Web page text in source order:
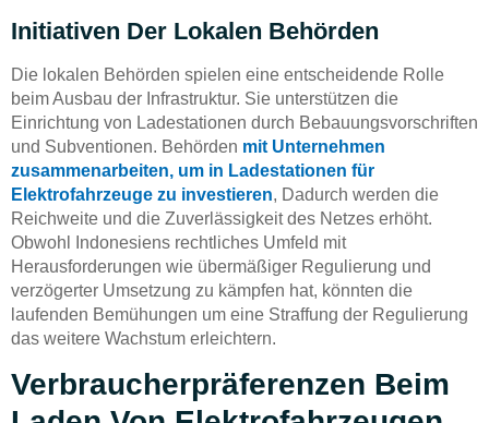
Initiativen Der Lokalen Behörden
Die lokalen Behörden spielen eine entscheidende Rolle
beim Ausbau der Infrastruktur. Sie unterstützen die
Einrichtung von Ladestationen durch Bebauungsvorschriften
und Subventionen. Behörden mit Unternehmen
zusammenarbeiten, um in Ladestationen für
Elektrofahrzeuge zu investieren, Dadurch werden die
Reichweite und die Zuverlässigkeit des Netzes erhöht.
Obwohl Indonesiens rechtliches Umfeld mit
Herausforderungen wie übermäßiger Regulierung und
verzögerter Umsetzung zu kämpfen hat, könnten die
laufenden Bemühungen um eine Straffung der Regulierung
das weitere Wachstum erleichtern.
Verbraucherpräferenzen Beim